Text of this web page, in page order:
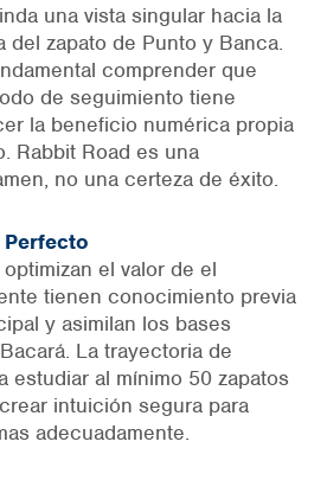
una vista singular hacia la
del zapato de Punto y Banca.
comprender que
de seguimiento tiene
la beneficio numérica propia
Rabbit Road es una
no una certeza de éxito.
el valor de el
tienen conocimiento previa
y asimilan los bases
La trayectoria de
estudiar al mínimo 50 zapatos
intuición segura para
adecuadamente.